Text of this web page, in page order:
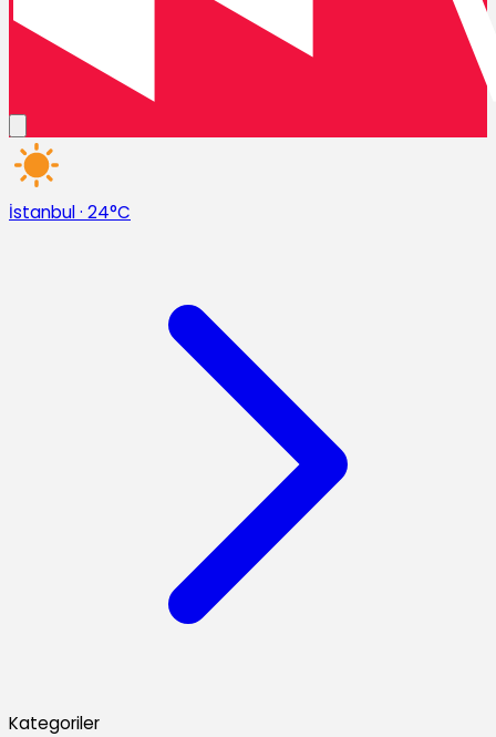
İstanbul· 24°C
Kategoriler